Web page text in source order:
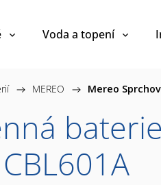
Voda a topení
/ MEREO / Mereo